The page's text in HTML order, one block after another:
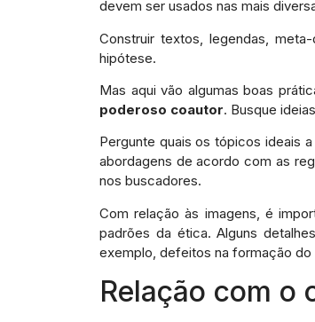
devem ser usados nas mais
Construir textos, legendas,
hipótese.
Mas aqui vão algumas boas
poderoso coautor. Busque
Pergunte quais os tópicos ideais
abordagens de acordo com as
nos buscadores.
Com relação às imagens, é
padrões da ética. Alguns
exemplo, defeitos na formação
Relação com o